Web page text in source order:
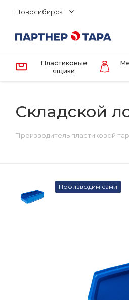
Новосибирск
Пластиковые
ящики
Складской
Производитель пластиковой
Производим сами